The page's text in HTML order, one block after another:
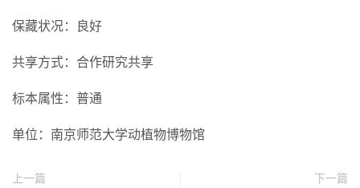
保藏状况：良好
共享方式：合作研究共享
标本属性：普通
单位：南京师范大学动植物博物馆
上一篇 下一篇